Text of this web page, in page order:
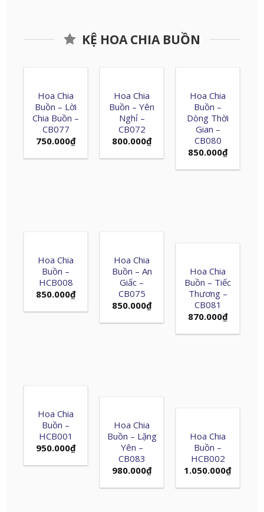
KỆ HOA CHIA BUỒN
Hoa Chia
Buồn – Lời
Chia Buồn –
CB077
750.000₫
Hoa Chia
Buồn – Yên
Nghỉ –
CB072
800.000₫
Hoa Chia
Buồn –
Dòng Thời
Gian –
CB080
850.000₫
Hoa Chia
Buồn –
HCB008
850.000₫
Hoa Chia
Buồn – An
Giấc –
CB075
850.000₫
Hoa Chia
Buồn – Tiếc
Thương –
CB081
870.000₫
Hoa Chia
Buồn –
HCB001
950.000₫
Hoa Chia
Buồn – Lặng
Yên –
CB083
980.000₫
Hoa Chia
Buồn –
HCB002
1.050.000₫